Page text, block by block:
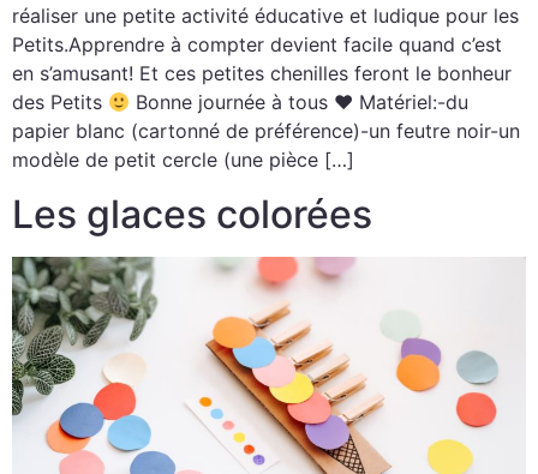
réaliser une petite activité éducative et ludique pour les
Petits.Apprendre à compter devient facile quand c’est
en s’amusant! Et ces petites chenilles feront le bonheur
des Petits
Bonne journée à tous ♥ Matériel:-du
papier blanc (cartonné de préférence)-un feutre noir-un
modèle de petit cercle (une pièce […]
Les glaces colorées